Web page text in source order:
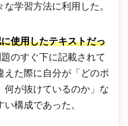
学習方法に利用した。
使用したテキストだっ
のすぐ下に記載されて
えた際に自分が「どのポ
何が抜けているのか」な
構成であった。